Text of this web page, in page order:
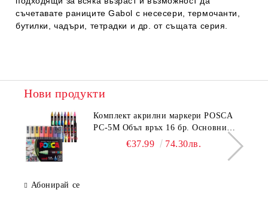
съчетавате раниците Gabol с несесери, термочанти,
бутилки, чадъри, тетрадки и др. от същата серия.
Нови продукти
Комплeкт акрилни маркери POSCA
PC-5M Объл връх 16 бр. Основни
€37.99 74.30лв.
Абонирай се